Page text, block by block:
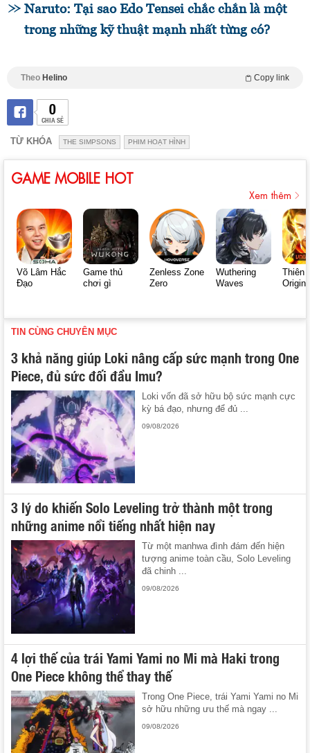
Naruto: Tại sao Edo Tensei chắc chắn là một
trong những kỹ thuật mạnh nhất từng có?
Theo Helino Copy link
0
CHIA SẺ
TỪ KHÓA THE SIMPSONS PHIM HOẠT HÌNH
GAME MOBILE HOT
Xem thêm
Võ Lâm Hắc
Đạo
Game thủ
chơi gì
Zenless Zone
Zero
Wuthering
Waves
Thiên
Origin
TIN CÙNG CHUYÊN MỤC
3 khả năng giúp Loki nâng cấp sức mạnh trong One
Piece, đủ sức đối đầu Imu?
Loki vốn đã sở hữu bộ sức mạnh cực
kỳ bá đạo, nhưng để đủ ...
09/08/2026
3 lý do khiến Solo Leveling trở thành một trong
những anime nổi tiếng nhất hiện nay
Từ một manhwa đình đám đến hiện
tượng anime toàn cầu, Solo Leveling
đã chinh ...
09/08/2026
4 lợi thế của trái Yami Yami no Mi mà Haki trong
One Piece không thể thay thế
Trong One Piece, trái Yami Yami no Mi
sở hữu những ưu thế mà ngay ...
09/08/2026